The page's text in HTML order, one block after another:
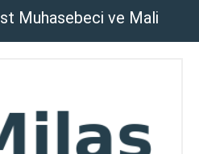
Muhasebeci ve Mali